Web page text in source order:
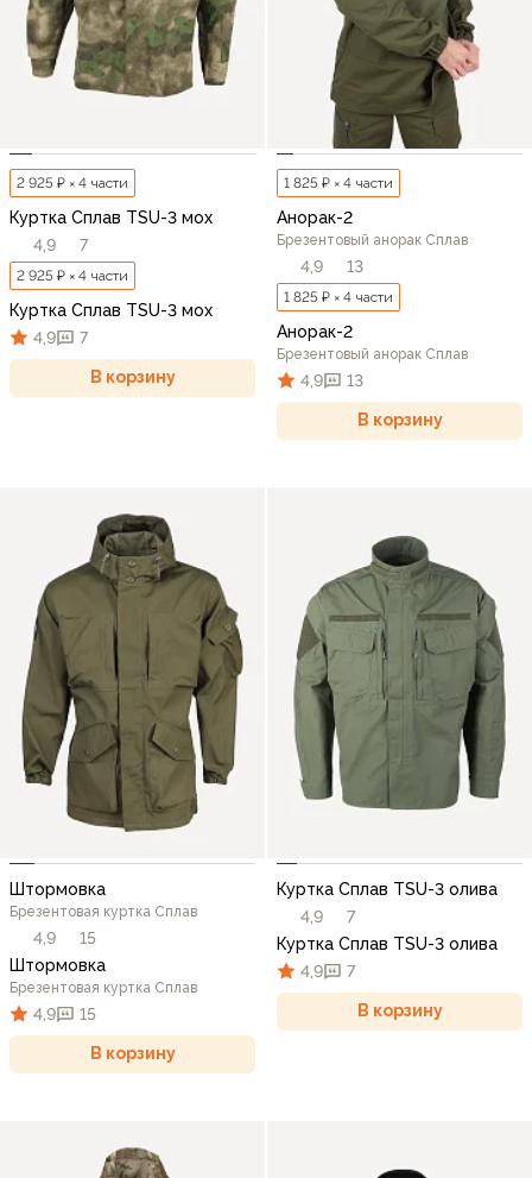
2 925 ₽ × 4 части
Куртка Сплав TSU-3 мох
4,9
7
2 925 ₽ × 4 части
Куртка Сплав TSU-3 мох
4,9
7
В корзину
1 825 ₽ × 4 части
Анорак-2
Брезентовый анорак Сплав
4,9 13
1 825 ₽ × 4 части
Анорак-2
Брезентовый анорак Сплав
4,9 13
В корзину
Штормовка
Брезентовая куртка Сплав
4,9
15
Штормовка
Брезентовая куртка Сплав
4,9 15
В корзину
Куртка Сплав TSU-3 олива
4,9
7
Куртка Сплав TSU-3 олива
4,9
7
В корзину